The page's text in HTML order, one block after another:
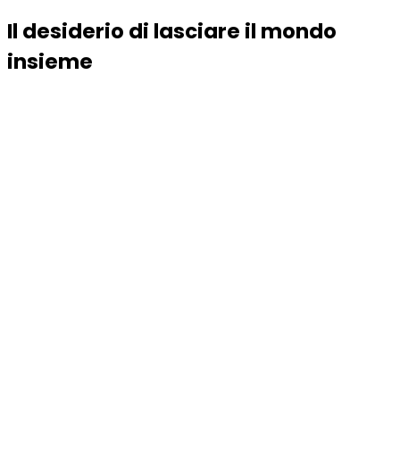
Il desiderio di lasciare il mondo
insieme